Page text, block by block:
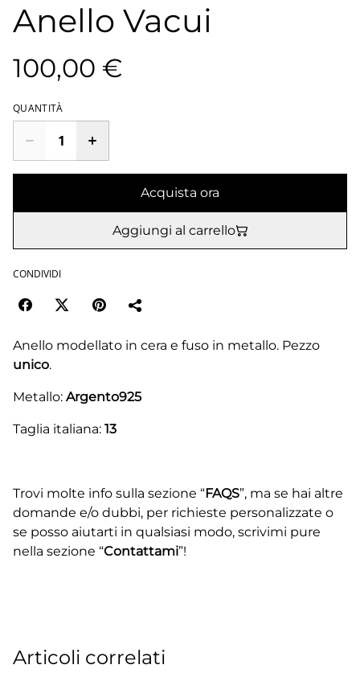
Anello Vacui
100,00 €
QUANTITÀ
Acquista ora
Aggiungi al carrello
CONDIVIDI
Anello modellato in cera e fuso in metallo. Pezzo
unico.
Metallo: Argento925
Taglia italiana: 13
Trovi molte info sulla sezione “FAQS”, ma se hai altre
domande e/o dubbi, per richieste personalizzate o
se posso aiutarti in qualsiasi modo, scrivimi pure
nella sezione “Contattami”!
Articoli correlati